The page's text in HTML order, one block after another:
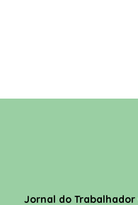
Jornal do Trabalhador